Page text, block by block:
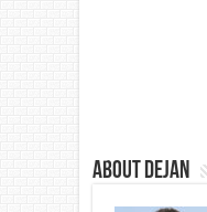
About Dejan